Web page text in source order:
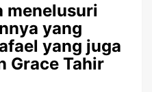
menelusuri
yang
yang juga
Grace Tahir